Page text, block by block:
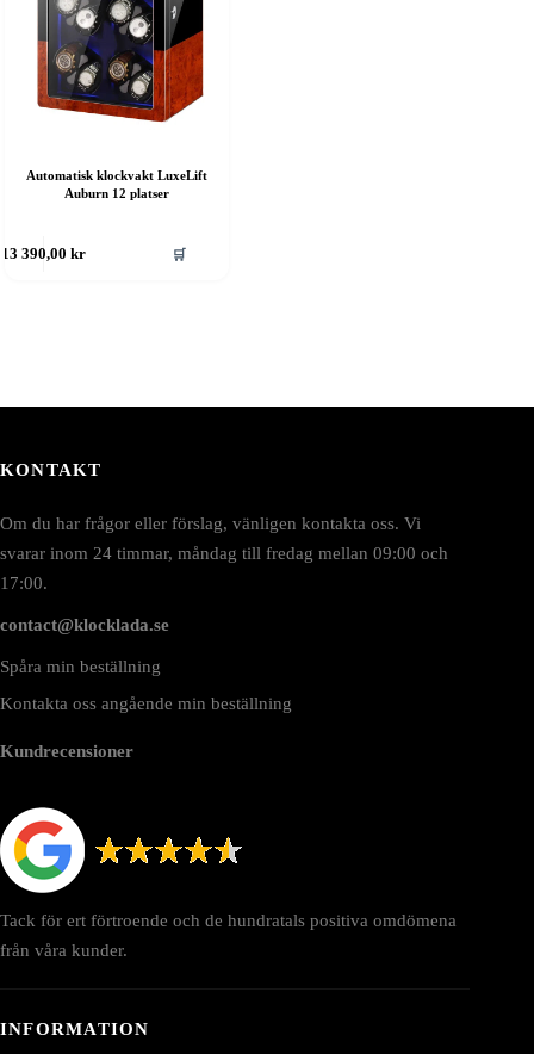
Automatisk klockvakt LuxeLift
Auburn 12 platser
13 390,00 kr 🛒
KONTAKT
Om du har frågor eller förslag, vänligen kontakta oss. Vi
svarar inom 24 timmar, måndag till fredag mellan 09:00 och
17:00.
contact@klocklada.se
Spåra min beställning
Kontakta oss angående min beställning
Kundrecensioner
Tack för ert förtroende och de hundratals positiva omdömena
från våra kunder.
INFORMATION